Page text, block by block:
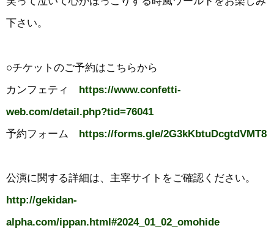
下さい。
○チケットのご予約はこちらから
カンフェティ https://www.confetti-
web.com/detail.php?tid=76041
予約フォーム https://forms.gle/2G3kKbtuDcgtdVMT8
公演に関する詳細は、主宰サイトをご確認ください。
http://gekidan-
alpha.com/ippan.html#2024_01_02_omohide